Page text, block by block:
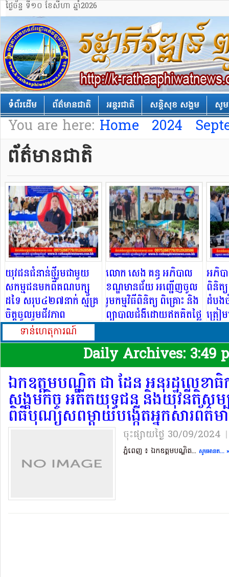
ថ្ងៃច័ន្ទ ទី១០ ខែសីហា ឆ្នាំ2026
ទំព័រដើម ព័ត៌មានជាតិ អន្តរជាតិ សន្តិសុខ សង្គម សូម
You are here: Home 2024
ព័ត៌មានជាតិ
យុវជនជំនាន់ថ្មីរួមជាមួយ
សកម្មជនមកពីគណបក្ស
ដទៃ សរុប៤២៧នាក់ ស្ម័គ្រ
ចិត្តចូលរួមជីវភាព
នយោបាយជាមួយគណបក្ស
ប្រជាជនកម្ពុជា ក្នុងសង្កាត់
លោក សេង គន្ធ អភិបាល
ខណ្ឌមានជ័យ​ អញ្ជើញចូល
រួមកម្មវិធីពិនិត្យ ពិគ្រោះ និង
ព្យាបាលជំងឺដោយឥតគិតថ្លៃ
មានជ័យ ក្រោមអធិបតីភាព
ដ៏ខ្ពង់ខ្ពស់​ឯកឧត្តម ស៊ុន
ចាន់ថុល រដ្ឋមន្ត្រី និងជាអនុ
ប្រធានទី១ ក្រុមប្រឹក្សា
អភិវឌ្ឍន៍កម្ពុជា
អភិប
ពិនិត្យ
ដំបង
ត្រៀ
ទាន់ហេតុការណ៍
Daily Archives: 3:49
ឯកឧត្តម​បណ្ឌិត​ ជា​ ដែន​ អនុរដ្ឋលេខា
សង្គមកិច្ច​ អតីត​យុទ្ធជន​ និងយុវនីតិស
ពិធី​បុណ្យសព​ម្ដាយ​បង្កើត​អ្នកសារព័ត៌ម
ចុះផ្សាយថ្ងៃ​ 30/09/2024 |
ភ្នំពេញ ៖​ ឯកឧត្ដម​បណ្ឌិត​... សូមអានត... »